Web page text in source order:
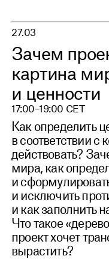
27.03
Зачем
картина
и ценности
17:00–19:00 CET
Как определить
в соответствии с
действовать?
мира, как
и
и исключить
и как заполнить
Что такое
проект хочет
вырастить?